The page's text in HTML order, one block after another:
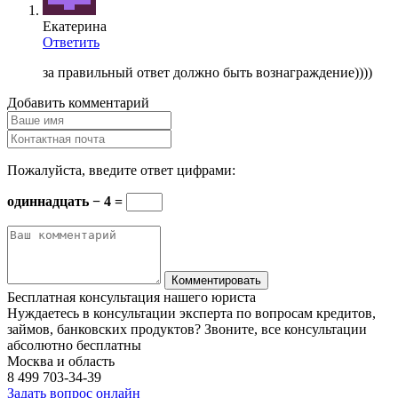
Екатерина
Ответить
за правильный ответ должно быть вознаграждение))))
Добавить комментарий
Пожалуйста, введите ответ цифрами:
одиннадцать − 4 =
Бесплатная консультация нашего юриста
Нуждаетесь в консультации эксперта по вопросам кредитов,
займов, банковских продуктов? Звоните, все консультации
абсолютно бесплатны
Москва и область
8 499 703-34-39
Задать вопрос онлайн